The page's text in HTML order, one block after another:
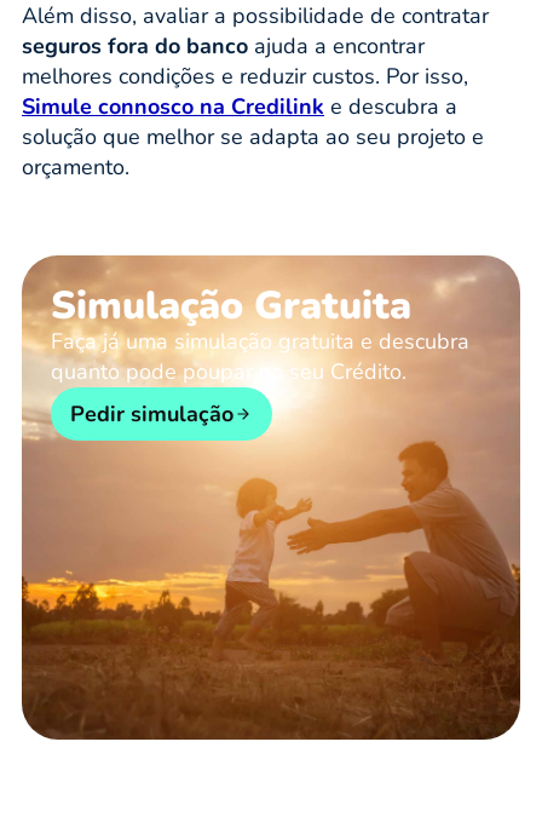
Além disso, avaliar a possibilidade de contratar
seguros fora do banco ajuda a encontrar
melhores condições e reduzir custos. Por isso,
Simule connosco na Credilink e descubra a
solução que melhor se adapta ao seu projeto e
orçamento.
Simulação Gratuita
Faça já uma simulação gratuita e descubra
quanto pode poupar no seu Crédito.
Pedir simulação